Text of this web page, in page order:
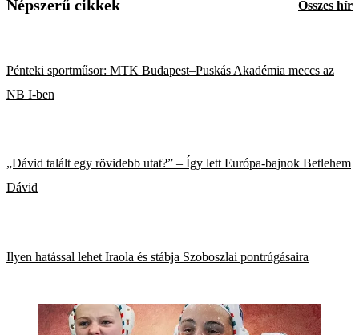
Népszerű cikkek Összes hír
Pénteki sportműsor: MTK Budapest–Puskás Akadémia meccs az
NB I-ben
„Dávid talált egy rövidebb utat?” – Így lett Európa-bajnok Betlehem
Dávid
Ilyen hatással lehet Iraola és stábja Szoboszlai pontrúgásaira